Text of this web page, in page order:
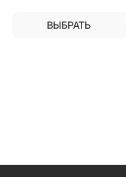
ВЫБРАТЬ